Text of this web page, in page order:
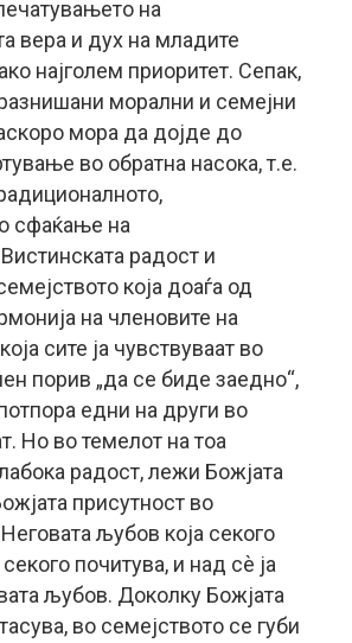
на
вера и дух на младите
најголем приоритет. Сепак,
морални и семејни
мора да дојде до
во обратна насока, т.е.
сфаќање на
радост и
која доаѓа од
на членовите на
сите ја чувствуваат во
порив „да се биде заедно“,
едни на други во
Но во темелот на тоа
радост, лежи Божјата
присутност во
љубов која секого
почитува, и над сѐ ја
љубов. Доколку Божјата
во семејството се губи